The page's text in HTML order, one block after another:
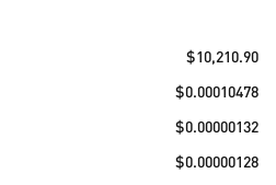
$10,210.90
$0.00010478
$0.00000132
$0.00000128